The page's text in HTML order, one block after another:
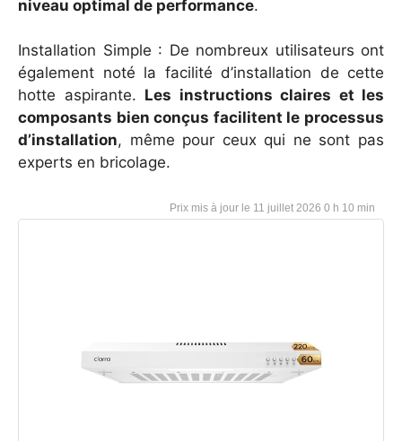
niveau optimal de performance.
Installation Simple : De nombreux utilisateurs ont
également noté la facilité d’installation de cette
hotte aspirante. Les instructions claires et les
composants bien conçus facilitent le processus
d’installation, même pour ceux qui ne sont pas
experts en bricolage.
11 juillet 2026 0 h 10 min